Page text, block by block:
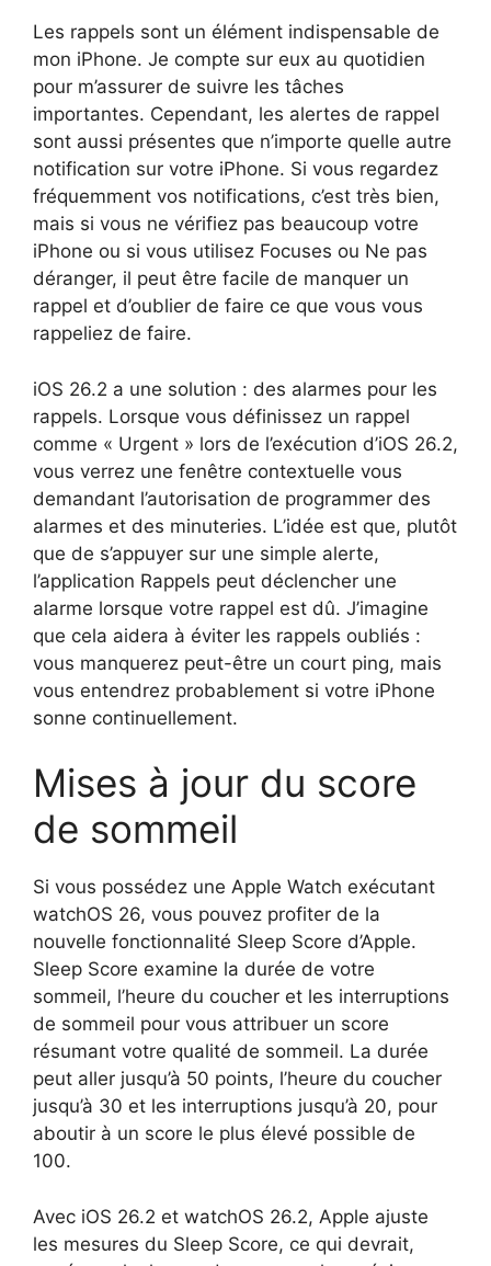
Les rappels sont un élément indispensable de
mon iPhone. Je compte sur eux au quotidien
pour m’assurer de suivre les tâches
importantes. Cependant, les alertes de rappel
sont aussi présentes que n’importe quelle autre
notification sur votre iPhone. Si vous regardez
fréquemment vos notifications, c’est très bien,
mais si vous ne vérifiez pas beaucoup votre
iPhone ou si vous utilisez Focuses ou Ne pas
déranger, il peut être facile de manquer un
rappel et d’oublier de faire ce que vous vous
rappeliez de faire.
iOS 26.2 a une solution : des alarmes pour les
rappels. Lorsque vous définissez un rappel
comme « Urgent » lors de l’exécution d’iOS 26.2,
vous verrez une fenêtre contextuelle vous
demandant l’autorisation de programmer des
alarmes et des minuteries. L’idée est que, plutôt
que de s’appuyer sur une simple alerte,
l’application Rappels peut déclencher une
alarme lorsque votre rappel est dû. J’imagine
que cela aidera à éviter les rappels oubliés :
vous manquerez peut-être un court ping, mais
vous entendrez probablement si votre iPhone
sonne continuellement.
Mises à jour du score
de sommeil
Si vous possédez une Apple Watch exécutant
watchOS 26, vous pouvez profiter de la
nouvelle fonctionnalité Sleep Score d’Apple.
Sleep Score examine la durée de votre
sommeil, l’heure du coucher et les interruptions
de sommeil pour vous attribuer un score
résumant votre qualité de sommeil. La durée
peut aller jusqu’à 50 points, l’heure du coucher
jusqu’à 30 et les interruptions jusqu’à 20, pour
aboutir à un score le plus élevé possible de
100.
Avec iOS 26.2 et watchOS 26.2, Apple ajuste
les mesures du Sleep Score, ce qui devrait,